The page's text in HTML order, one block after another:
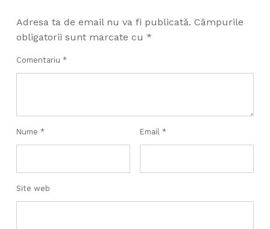
Adresa ta de email nu va fi publicată. Câmpurile
obligatorii sunt marcate cu *
Comentariu *
Nume * Email *
Site web